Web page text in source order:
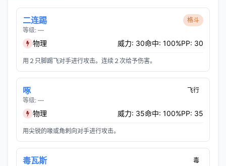
二连踢
等级: —
格斗
物理 威力: 30命中: 100%PP: 30
用２只脚踢飞对手进行攻击。连续２次给予伤害。
啄
等级: —
飞行
物理 威力: 35命中: 100%PP: 35
用尖锐的喙或角刺向对手进行攻击。
毒瓦斯 毒